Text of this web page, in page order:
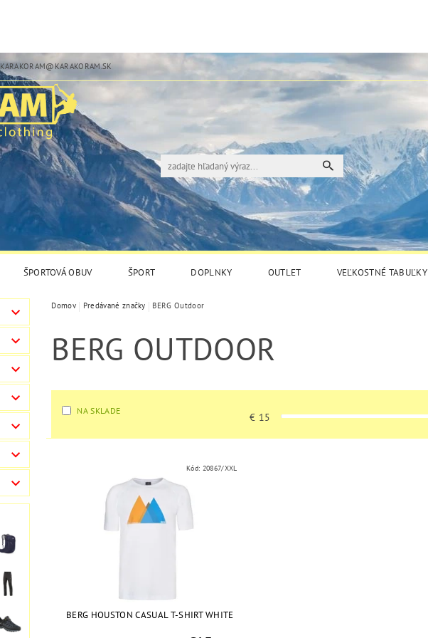
KARAKORAM@KARAKORAM.SK
ŠPORTOVÁ OBUV ŠPORT DOPLNKY OUTLET VEĽKOSTNÉ TABUĽKY
Domov Predávané značky BERG Outdoor
BERG OUTDOOR
NA SKLADE
€ 15
Kód: 20867/XXL
BERG HOUSTON CASUAL T-SHIRT WHITE